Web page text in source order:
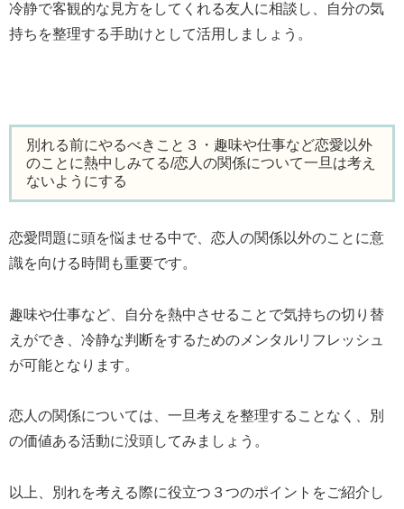
冷静で客観的な見方をしてくれる友人に相談し、自分の気
持ちを整理する手助けとして活用しましょう。
別れる前にやるべきこと３・趣味や仕事など恋愛以外
のことに熱中しみてる/恋人の関係について一旦は考え
ないようにする
恋愛問題に頭を悩ませる中で、恋人の関係以外のことに意
識を向ける時間も重要です。
趣味や仕事など、自分を熱中させることで気持ちの切り替
えができ、冷静な判断をするためのメンタルリフレッシュ
が可能となります。
恋人の関係については、一旦考えを整理することなく、別
の価値ある活動に没頭してみましょう。
以上、別れを考える際に役立つ３つのポイントをご紹介し